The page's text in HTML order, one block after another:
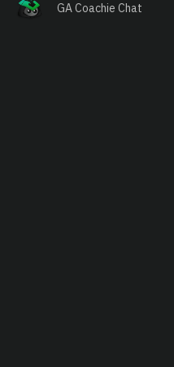
GA Coachie Chat